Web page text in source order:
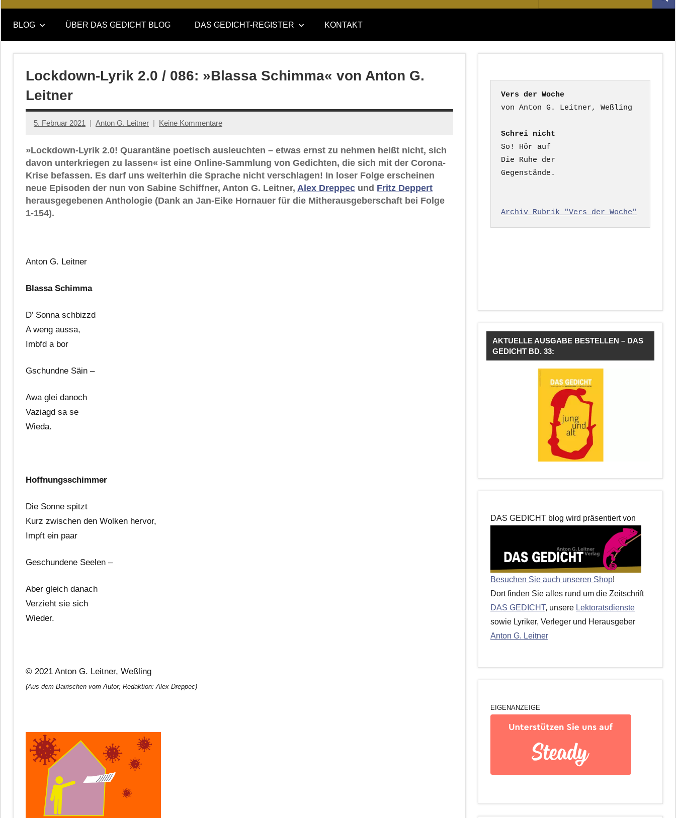
DAS
GEDICHT
blog
DAS
GEDICHT.
Zeitschrift
nach:
BLOG ÜBER DAS GEDICHT BLOG DAS GEDICHT-REGISTER KONTAKT
Lockdown-Lyrik 2.0 / 086: »Blassa Schimma« von Anton G.
Leitner
5. Februar 2021 Anton G. Leitner Keine Kommentare
»Lockdown-Lyrik 2.0! Quarantäne poetisch ausleuchten – etwas ernst zu nehmen heißt nicht, sich
davon unterkriegen zu lassen« ist eine Online-Sammlung von Gedichten, die sich mit der Corona-
Krise befassen. Es darf uns weiterhin die Sprache nicht verschlagen! In loser Folge erscheinen
neue Episoden der nun von Sabine Schiffner, Anton G. Leitner, Alex Dreppec und Fritz Deppert
herausgegebenen Anthologie (Dank an Jan-Eike Hornauer für die Mitherausgeberschaft bei Folge
1-154).
Anton G. Leitner
Blassa Schimma
D’ Sonna schbizzd
A weng aussa,
Imbfd a bor
Gschundne Säin –
Awa glei danoch
Vaziagd sa se
Wieda.
Hoffnungsschimmer
Die Sonne spitzt
Kurz zwischen den Wolken hervor,
Impft ein paar
Geschundene Seelen –
Aber gleich danach
Verzieht sie sich
Wieder.
© 2021 Anton G. Leitner, Weßling
(Aus dem Bairischen vom Autor; Redaktion: Alex Dreppec)
Vers der Woche
Schrei nicht
So! Hör auf
Die Ruhe der
Gegenstände.
Archiv Rubrik "Vers der Woche"
AKTUELLE AUSGABE BESTELLEN – DAS
GEDICHT BD. 33:
DAS GEDICHT blog wird präsentiert von
Besuchen Sie auch unseren Shop!
Dort finden Sie alles rund um die Zeitschrift
DAS GEDICHT, unsere Lektoratsdienste
sowie Lyriker, Verleger und Herausgeber
Anton G. Leitner
EIGENANZEIGE